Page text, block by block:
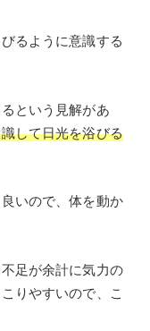
るように意識する
という見解があ
して日光を浴びる
いので、体を動か
足が余計に気力の
りやすいので、こ